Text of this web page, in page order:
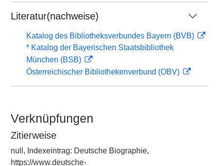
Literatur(nachweise)
Katalog des Bibliotheksverbundes Bayern (BVB)
* Katalog der Bayerischen Staatsbibliothek
München (BSB)
Österreichischer Bibliothekenverbund (OBV)
Verknüpfungen
Zitierweise
null, Indexeintrag: Deutsche Biographie,
https://www.deutsche-